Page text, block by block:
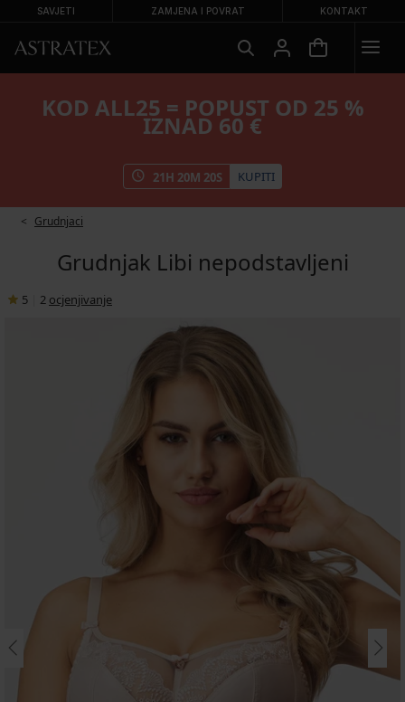
SAVJETI ZAMJENA I POVRAT KONTAKT
KOD ALL25 = POPUST OD 25 %
IZNAD 60 €
21H 20M 19S KUPITI
Grudnjaci
Grudnjak Libi nepodstavljeni
5 2 ocjenjivanje